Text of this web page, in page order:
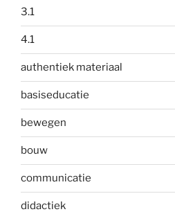
3.1
4.1
authentiek materiaal
basiseducatie
bewegen
bouw
communicatie
didactiek